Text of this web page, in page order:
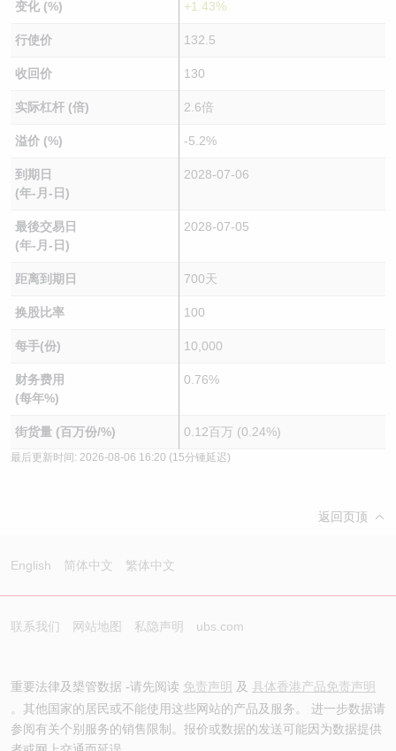
变化 (%) +1.43%
行使价 132.5
收回价 130
实际杠杆 (倍) 2.6倍
溢价 (%) -5.2%
到期日
(年-月-日)
2028-07-06
最後交易日
(年-月-日)
2028-07-05
距离到期日 700天
换股比率 100
每手(份) 10,000
财务费用
(每年%)
0.76%
街货量 (百万份/%) 0.12百万 (0.24%)
最后更新时间: 2026-08-06 16:20 (15分锺延迟)
返回页顶
English 简体中文 繁体中文
联系我们 网站地图 私隐声明 ubs.com
重要法律及槼管数据 -请先阅读 免责声明 及 具体香港产品免责声明
。其他国家的居民或不能使用这些网站的产品及服务。 进一步数据请
参阅有关个别服务的销售限制。报价或数据的发送可能因为数据提供